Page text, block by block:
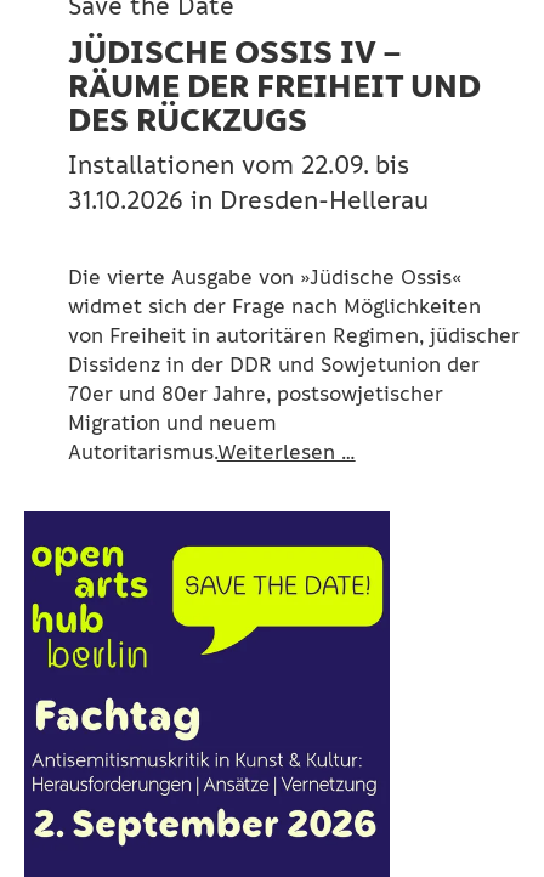
Save the Date
JÜDISCHE OSSIS IV –
RÄUME DER FREIHEIT UND
DES RÜCKZUGS
Installationen vom 22.09. bis
31.10.2026 in Dresden-Hellerau
Die vierte Ausgabe von »Jüdische Ossis«
widmet sich der Frage nach Möglichkeiten
von Freiheit in autoritären Regimen, jüdischer
Dissidenz in der DDR und Sowjetunion der
70er und 80er Jahre, postsowjetischer
Migration und neuem
Autoritarismus.Weiterlesen …